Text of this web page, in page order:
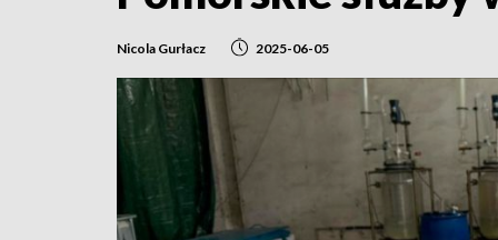
Nicola Gurłacz 2025-06-05